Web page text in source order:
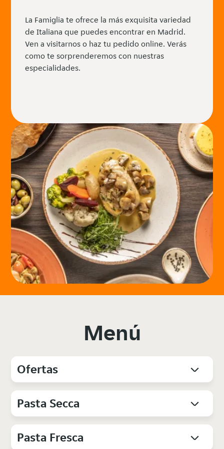
La Famiglia te ofrece la más exquisita variedad
de Italiana que puedes encontrar en Madrid.
Ven a visitarnos o haz tu pedido online. Verás
como te sorprenderemos con nuestras
especialidades.
Menú
Ofertas
Pasta Secca
Pasta Fresca